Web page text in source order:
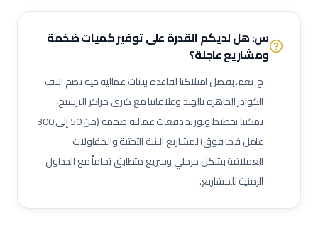
مهندس أنابيب
مهندس ميكانيك (نفط وغاز)
مهندس كهرباء (نفط وغاز)
مهندس أجهزة دقيقة
فني صمامات
فني اختبار هيدروليكي
مشغل اختبارات أحمال
فني وصول بالحبال (Rope Access)
مهندس تشغيل وتدشين
كبير مهندسين بحريين
بحار مؤهل
مدير مشاريع
مهندس موقع
مسؤول سلامة وصحة مهنية
حاسب كميات
طاهي / شيف محترف
مقدم طعام / ويتر
مشرف خدمات غرف
عامل نظافة تجارية عامل تعبئة وتغليف
س: هل لديكم القدرة على توفير كميات ضخمة
ومشاريع عاجلة؟
ج: نعم، بفضل امتلاكنا لقاعدة بيانات عمالية حية تضم آلاف
الكوادر الجاهزة بالهند وعلاقاتنا مع كبرى مراكز الترشيح،
يمكننا تخطيط وتوريد دفعات عمالية ضخمة (من 50 إلى 300
عامل فما فوق) لمشاريع البنية التحتية والمقاولات
العملاقة بشكل مرحلي وسريع متطابق تماماً مع الجداول
الزمنية للمشاريع.